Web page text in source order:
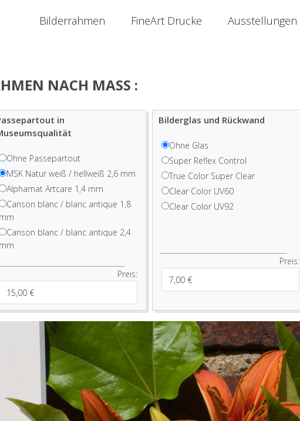
Bilderrahmen FineArt Drucke Ausstellungen
NACH MASS :
in
Ohne Passepartout
MSK Natur weiß / hellweiß 2,6 mm
Alphamat Artcare 1,4 mm
Canson blanc / blanc antique 1,8
mm
Canson blanc / blanc antique 2,4
mm
Preis:
Bilderglas und Rückwand
Ohne Glas
Super Reflex Control
True Color Super Clear
Clear Color UV60
Clear Color UV92
Preis: